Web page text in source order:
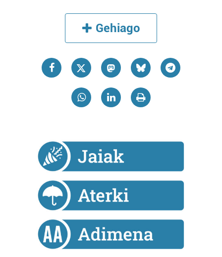
Bazkide batzuek ez dizute baimenik eskatzen, eta beren
interes komertzial legitimoetan babesten dira. Ikusi gure
bazkideen zerrenda, beren ustez zein helburutarako
duten interes legitimoa eta horren aurka nola egin
dezakezun ikusteko.
zure baimena Cookieen adierazpenean.
fitxategiak erabiltzen ditu. Zure esperientzia eta
zerbitzuak hobetzeko asmoz, cookie teknologiaz
baliatzen gara. Ohar hau onartuz gero, teknologia hori
erabiltzeko baimen esplizitua ematen diguzu.Gehiago
irakurri
Gehiago